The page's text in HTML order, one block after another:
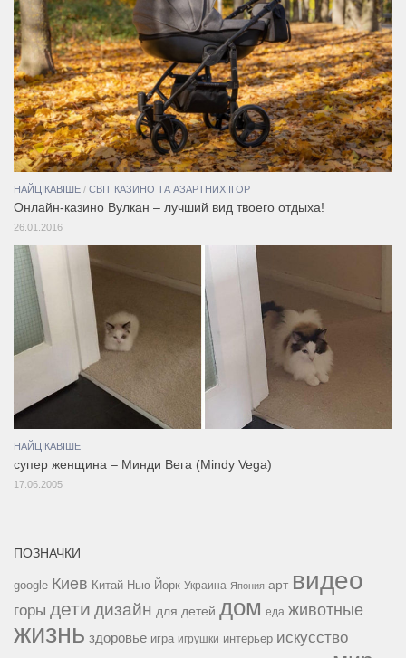
НАЙЦІКАВІШЕ / СВІТ КАЗИНО ТА АЗАРТНИХ ІГОР
Онлайн-казино Вулкан – лучший вид твоего отдыха!
26.01.2016
НАЙЦІКАВІШЕ
супер женщина – Минди Вега (Mindy Vega)
17.06.2005
ПОЗНАЧКИ
google Киев Китай Нью-Йорк Украина Япония арт видео
горы дети дизайн для детей дом еда животные
жизнь здоровье игра игрушки интерьер искусство